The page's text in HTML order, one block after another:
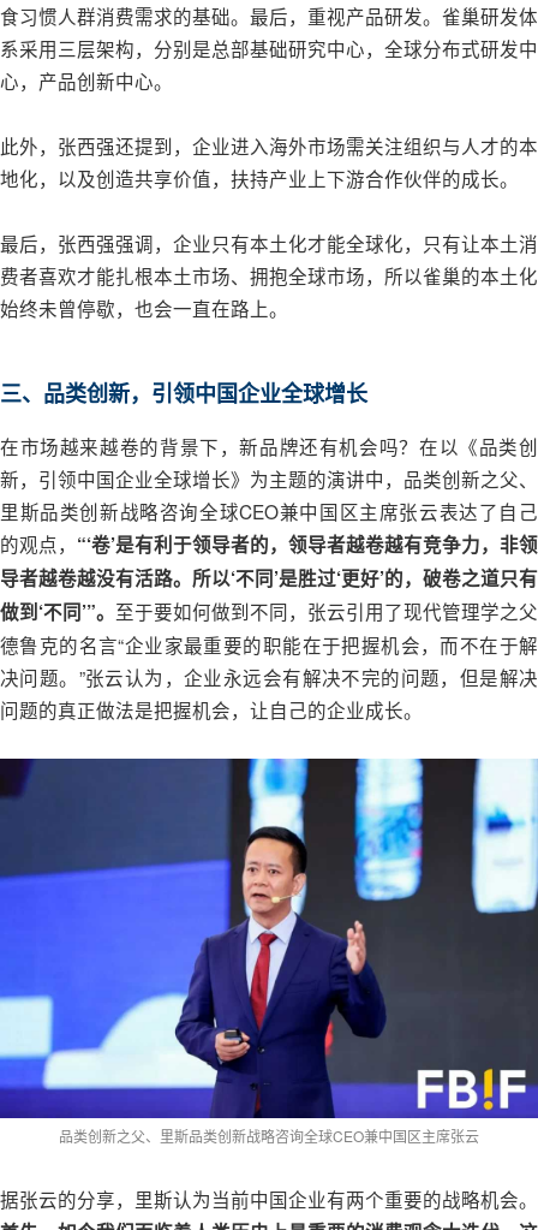
食习惯人群消费需求的基础。最后，重视产品研发。雀巢研发体
系采用三层架构，分别是总部基础研究中心，全球分布式研发中
心，产品创新中心。
此外，张西强还提到，企业进入海外市场需关注组织与人才的本
地化，以及创造共享价值，扶持产业上下游合作伙伴的成长。
最后，张西强强调，企业只有本土化才能全球化，只有让本土消
费者喜欢才能扎根本土市场、拥抱全球市场，所以雀巢的本土化
始终未曾停歇，也会一直在路上。
三、品类创新，引领中国企业全球增长
在市场越来越卷的背景下，新品牌还有机会吗？在以《品类创
新，引领中国企业全球增长》为主题的演讲中，品类创新之父、
里斯品类创新战略咨询全球CEO兼中国区主席张云表达了自己
的观点， “‘卷’是有利于领导者的，领导者越卷越有竞争力，非领
导者越卷越没有活路。所以‘不同’是胜过‘更好’的，破卷之道只有
做到‘不同’”。 至于要如何做到不同，张云引用了现代管理学之父
德鲁克的名言“企业家最重要的职能在于把握机会，而不在于解
决问题。”张云认为，企业永远会有解决不完的问题，但是解决
问题的真正做法是把握机会，让自己的企业成长。
品类创新之父、里斯品类创新战略咨询全球CEO兼中国区主席张云
据张云的分享，里斯认为当前中国企业有两个重要的战略机会。